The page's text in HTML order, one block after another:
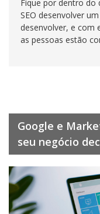
Fique por dentro do
SEO desenvolver
desenvolver, e com
as pessoas estão
Google e
seu negócio